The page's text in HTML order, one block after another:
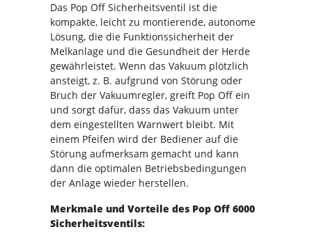
Das Pop Off Sicherheitsventil ist die
kompakte, leicht zu montierende, autonome
Lösung, die die Funktionssicherheit der
Melkanlage und die Gesundheit der Herde
gewährleistet. Wenn das Vakuum plötzlich
ansteigt, z. B. aufgrund von Störung oder
Bruch der Vakuumregler, greift Pop Off ein
und sorgt dafür, dass das Vakuum unter
dem eingestellten Warnwert bleibt. Mit
einem Pfeifen wird der Bediener auf die
Störung aufmerksam gemacht und kann
dann die optimalen Betriebsbedingungen
der Anlage wieder herstellen.
Merkmale und Vorteile des Pop Off 6000
Sicherheitsventils: